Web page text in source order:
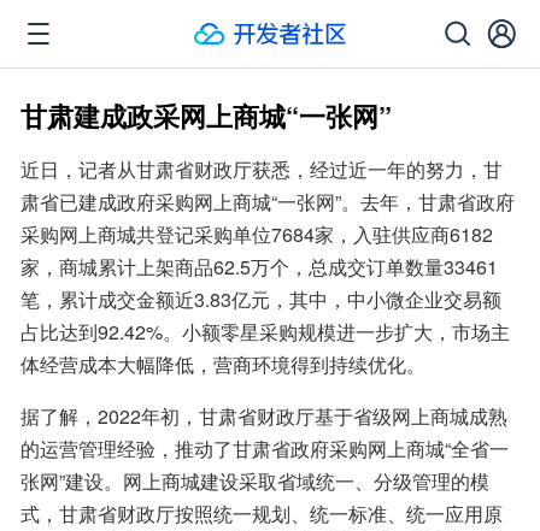
甘肃建成政采网上商城“一张网”
近日，记者从甘肃省财政厅获悉，经过近一年的努力，甘
肃省已建成政府采购网上商城“一张网”。去年，甘肃省政府
采购网上商城共登记采购单位7684家，入驻供应商6182
家，商城累计上架商品62.5万个，总成交订单数量33461
笔，累计成交金额近3.83亿元，其中，中小微企业交易额
占比达到92.42%。小额零星采购规模进一步扩大，市场主
体经营成本大幅降低，营商环境得到持续优化。
据了解，2022年初，甘肃省财政厅基于省级网上商城成熟
的运营管理经验，推动了甘肃省政府采购网上商城“全省一
张网”建设。网上商城建设采取省域统一、分级管理的模
式，甘肃省财政厅按照统一规划、统一标准、统一应用原